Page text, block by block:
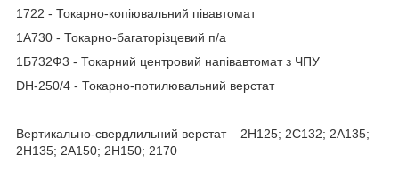
1722 - Токарно-копіювальний півавтомат
1А730 - Токарно-багаторізцевий п/а
1Б732Ф3 - Токарний центровий напівавтомат з ЧПУ
DH-250/4 - Токарно-потилювальний верстат
Вертикально-свердлильний верстат – 2Н125; 2С132; 2А135;
2Н135; 2А150; 2Н150; 2170